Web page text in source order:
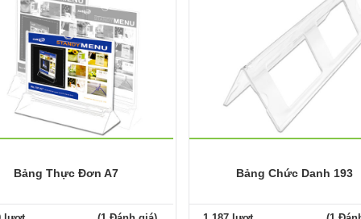
Bảng Thực Đơn A7 Bảng Chức Danh 193